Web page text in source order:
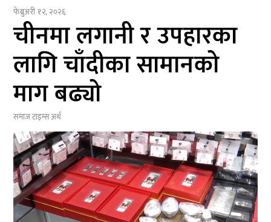
फेब्रुअरी १२, २०२६
चीनमा लगानी र उपहारका
लागि चाँदीका सामानको
माग बढ्यो
समाज टाइम्सअर्थ